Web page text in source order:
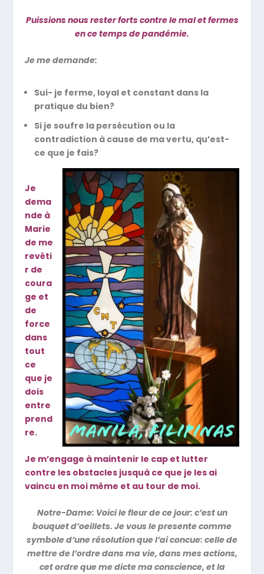
Puissions nous rester forts contre le mal et fermes
en ce temps de pandémie.
Je me demande:
Sui- je ferme, loyal et constant dans la
pratique du bien?
Si je soufre la persécution ou la
contradiction à cause de ma vertu, qu’est-
ce que je fais?
Je
dema
nde à
Marie
de me
revêti
r de
coura
ge et
de
force
dans
tout
ce
que je
dois
entre
prend
re.
Je m’engage à maintenir le cap et lutter
contre les obstacles jusquà ce que je les ai
vaincu en moi même et au tour de moi.
Notre-Dame: Voici le fleur de ce jour: c’est un
bouquet d’oeillets. Je vous le presente comme
symbole d’une résolution que l’ai concue: celle de
mettre de l’ordre dans ma vie, dans mes actions,
cet ordre que me dicte ma conscience, et la